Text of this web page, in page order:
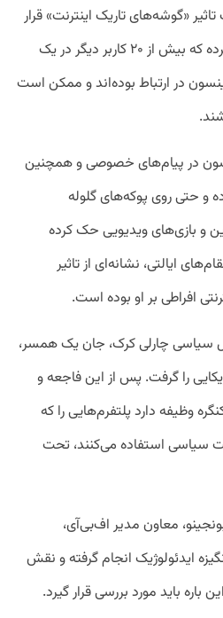
«گوشه‌های تاریک اینترنت» قرار
داشته است. اف‌بی‌آی اعلام کرده که بیش از ۲۰ کاربر دیگر در یک
در ارتباط بوده‌اند و ممکن است
در پیام‌های خصوصی و همچنین
و حتی روی پوکه‌های گلوله
و بازی‌های ویدیویی حک کرده
ایالتی، نشانه‌ای از تاثیر
افراطی بر او بوده است.
سیاسی چارلی کرک، جان یک همسر،
را گرفت. پس از این فاجعه و
وظیفه دارد پلتفرم‌هایی را که
سیاسی استفاده می‌کنند، تحت
معاون مدیر اف‌بی‌آی،
ایدئولوژیک انجام گرفته و نقش
باید مورد بررسی قرار گیرد.